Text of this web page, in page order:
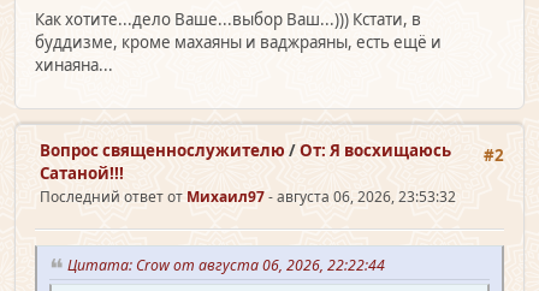
Как хотите...дело Ваше...выбор Ваш...))) Кстати, в
буддизме, кроме махаяны и ваджраяны, есть ещё и
хинаяна...
#2
Вопрос священно­служителю /От: Я восхищаюсь
Сатаной!!!
Последний ответ от Михаил97- августа 06, 2026, 23:53:32
Цитата: Crow от августа 06, 2026, 22:22:44